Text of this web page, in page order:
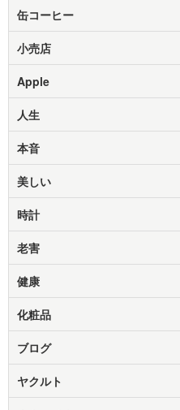
缶コーヒー
小売店
Apple
人生
本音
美しい
時計
老害
健康
化粧品
ブログ
ヤクルト